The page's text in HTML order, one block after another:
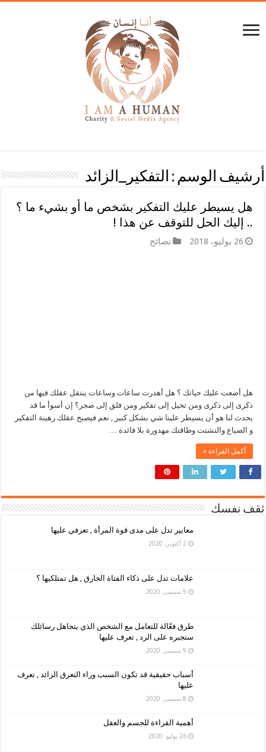
أرشيف الوسم : التفكير_الزائد
هل يسيطر عليك التفكير بشخص ما أو بشيء ما ؟
.. إليك الحل للتوقف عن هذا !
26 يوليو، 2018 نصائح
هل أضعت عليك حياتك ؟ هل أهدرت ساعات وساعات ينتقل عقلك فيها من
ذكرى إلى ذكرى ومن تخيل إلى تفكير ومن قلق إلى ضجر؟ إن أسوأ ما قد
يحدث لنا هو أن يسيطر علينا شي بشكل كبير , نعم فيصبح عقلك رهينة التفكير
و الضياع والتشتت وطاقتك مهدورة بلا فائدة …
أكمل القراءة »
ثقف نفسك
معايير تدل على مدى قوة المرأة , تعرفي عليها
2 أكتوبر، 2020
علامات تدل على ذكاء الفتاة الخارق , هل تمتلكيها ؟
9 سبتمبر، 2020
طرق فعّالة للتعامل مع الشخص الذي يتجاهل رسائلك
ستجبره على الرد , تعرف عليها
9 سبتمبر، 2020
أسباب حقيقية قد تكون السبب وراء التعرق الزائد , تعرف
عليها
8 سبتمبر، 2020
أهمية القراءة للجسم والعقل
26 يوليو، 2020